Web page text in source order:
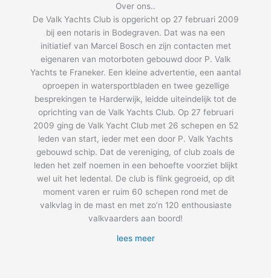
Over ons..
De Valk Yachts Club is opgericht op 27 februari 2009
bij een notaris in Bodegraven. Dat was na een
initiatief van Marcel Bosch en zijn contacten met
eigenaren van motorboten gebouwd door P. Valk
Yachts te Franeker. Een kleine advertentie, een aantal
oproepen in watersportbladen en twee gezellige
besprekingen te Harderwijk, leidde uiteindelijk tot de
oprichting van de Valk Yachts Club. Op 27 februari
2009 ging de Valk Yacht Club met 26 schepen en 52
leden van start, ieder met een door P. Valk Yachts
gebouwd schip. Dat de vereniging, of club zoals de
leden het zelf noemen in een behoefte voorziet blijkt
wel uit het ledental. De club is flink gegroeid, op dit
moment varen er ruim 60 schepen rond met de
valkvlag in de mast en met zo’n 120 enthousiaste
valkvaarders aan boord!
lees meer